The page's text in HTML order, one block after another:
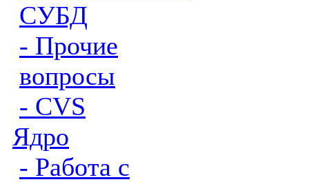
СУБД
- Прочие
вопросы
- CVS
Ядро
- Работа с